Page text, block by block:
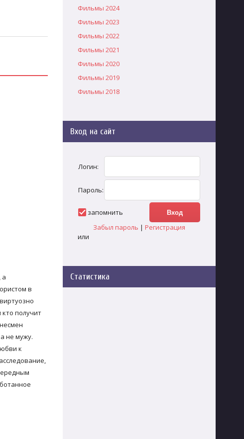
а
в
получит
не мужу.
к
Фильмы 2024
Фильмы 2023
Фильмы 2022
Фильмы 2021
Фильмы 2020
Фильмы 2019
Фильмы 2018
Вход на сайт
Логин:
Пароль:
запомнить
Забыл пароль | Регистрация
или
Статистика